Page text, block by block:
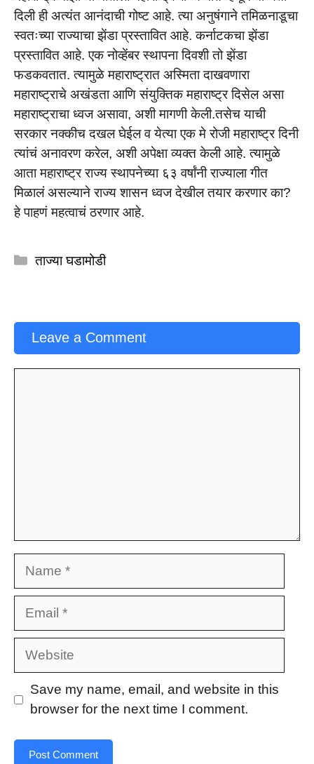
दिली ही अत्यंत आनंदाची गोष्ट आहे. त्या अनुषंगाने तमिळनाडूचा
स्वतःच्या राज्याचा झेंडा प्रस्तावित आहे. कर्नाटकचा झेंडा
प्रस्तावित आहे. एक नोव्हेंबर स्थापना दिवशी तो झेंडा
फडकवतात. त्यामुळे महाराष्ट्रात अस्मिता दाखवणारा
महाराष्ट्राचे अखंडता आणि संयुक्तिक महाराष्ट्र दिसेल असा
महाराष्ट्राचा ध्वज असावा, अशी मागणी केली.तसेच याची
सरकार नक्कीच दखल घेईल व येत्या एक मे रोजी महाराष्ट्र दिनी
त्यांचं अनावरण करेल, अशी अपेक्षा व्यक्त केली आहे. त्यामुळे
आता महाराष्ट्र राज्य स्थापनेच्या ६३ वर्षांनी राज्याला गीत
मिळालं असल्याने राज्य शासन ध्वज देखील तयार करणार का?
हे पाहणं महत्वाचं ठरणार आहे.
Categories
ताज्या घडामोडी
Leave a Comment
Website
Save my name, email, and website in this
browser for the next time I comment.